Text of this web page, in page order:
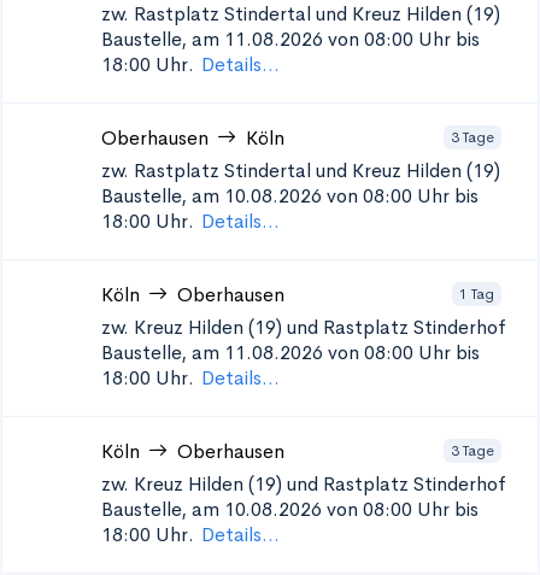
zw. Rastplatz Stindertal und Kreuz Hilden (19)
Baustelle, am 11.08.2026 von 08:00 Uhr bis
18:00 Uhr. Details...
Oberhausen Köln 3 Tage
zw. Rastplatz Stindertal und Kreuz Hilden (19)
Baustelle, am 10.08.2026 von 08:00 Uhr bis
18:00 Uhr. Details...
Köln Oberhausen 1 Tag
zw. Kreuz Hilden (19) und Rastplatz Stinderhof
Baustelle, am 11.08.2026 von 08:00 Uhr bis
18:00 Uhr. Details...
Köln Oberhausen 3 Tage
zw. Kreuz Hilden (19) und Rastplatz Stinderhof
Baustelle, am 10.08.2026 von 08:00 Uhr bis
18:00 Uhr. Details...